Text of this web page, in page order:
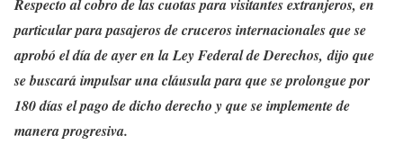
Respecto al cobro de las cuotas para visitantes extranjeros, en
particular para pasajeros de cruceros internacionales que se
aprobó el día de ayer en la Ley Federal de Derechos, dijo que
se buscará impulsar una cláusula para que se prolongue por
180 días el pago de dicho derecho y que se implemente de
manera progresiva.